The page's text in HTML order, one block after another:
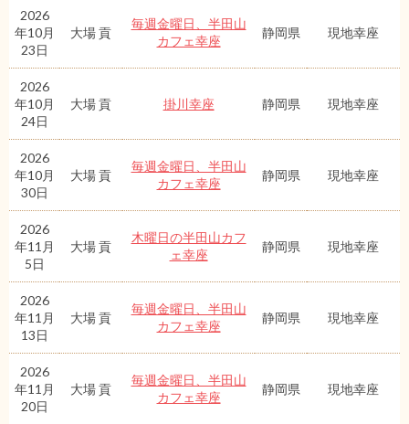
2026
年10月
23日
大場 貢
毎週金曜日、半田山
カフェ幸座
静岡県 現地幸座
2026
年10月
24日
大場 貢 掛川幸座 静岡県 現地幸座
2026
年10月
30日
大場 貢
毎週金曜日、半田山
カフェ幸座
静岡県 現地幸座
2026
年11月
5日
大場 貢
木曜日の半田山カフ
ェ幸座
静岡県 現地幸座
2026
年11月
13日
大場 貢
毎週金曜日、半田山
カフェ幸座
静岡県 現地幸座
2026
年11月
20日
大場 貢
毎週金曜日、半田山
カフェ幸座
静岡県 現地幸座